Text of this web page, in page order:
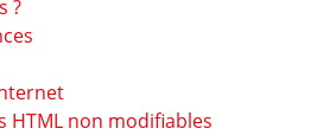
?
HTML non modifiables